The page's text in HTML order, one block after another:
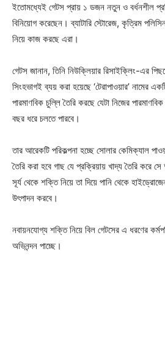
ইতোমধ্যেই গেটস প্রায় ১ ডজন নতুন ও বর্ধনশীল
বিনিয়োগ করেছেন। ব্যাটারি স্টোরেজ, কৃত্রিম
নিয়ে কাজ করছে এরা।
গেটস জানান, তিনি নিউক্লিয়ার রিসাইক্লিং-এর
সিংহভাগই ব্যয় করা হয়েছে ‘টেরাপাওয়ার’ নামের
পারমাণবিক চুল্লি তৈরি করছে যেটা নিজের
বছর ধরে চলতে পারবে।
তার আরেকটি পরিকল্পনা হচ্ছে সোলার কেমিক্যাল
তৈরি করা হবে গাছ যে প্রক্রিয়ায় খাদ্য তৈরি করে
সূর্য থেকে শক্তি নিয়ে তা দিয়ে পানি থেকে
উৎপাদন করবে।
নবায়নযোগ্য শক্তি নিয়ে বিল গেটসের এ ধরণের
অভিনন্দন পাচ্ছে।